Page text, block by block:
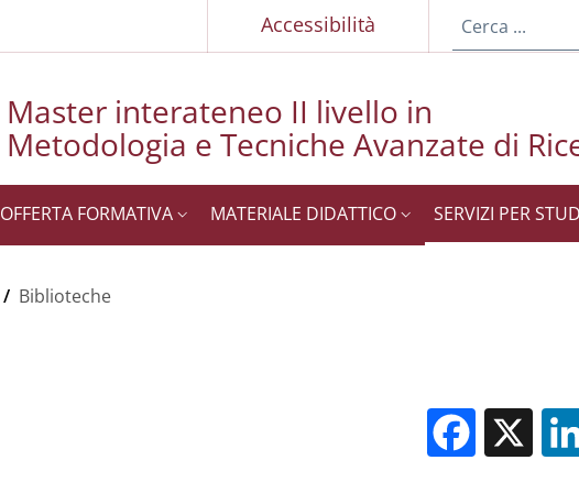
Accessibilità
Master interateneo II livello in
Metodologia e Tecniche Avanzate di
OFFERTA FORMATIVA MATERIALE DIDATTICO SERVIZI PER
/ Biblioteche
X